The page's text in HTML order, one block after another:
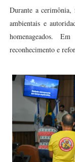
Durante a cerimônia,
ambientais e
homenageados.
reconhecimento e